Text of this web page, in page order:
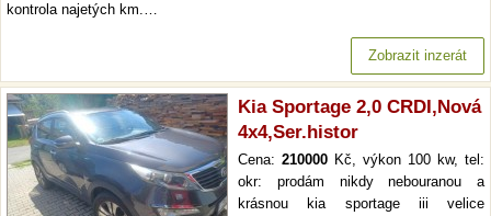
kontrola najetých km.…
Zobrazit inzerát
Kia Sportage 2,0 CRDI,Nová
4x4,Ser.histor
Cena: 210000 Kč, výkon 100 kw, tel:
okr: prodám nikdy nebouranou a
krásnou kia sportage iii velice